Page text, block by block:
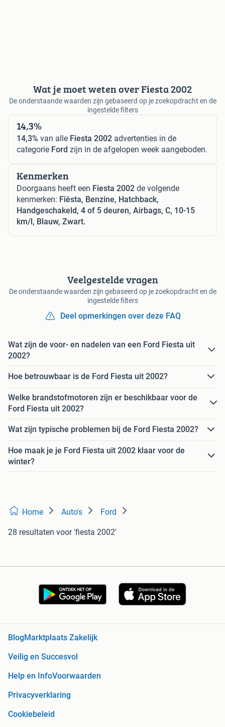
Wat je moet weten over Fiesta 2002
De onderstaande waarden zijn gebaseerd op je zoekopdracht en de
ingestelde filters
14,3%
14,3% van alle Fiesta 2002 advertenties in de
categorie Ford zijn in de afgelopen week aangeboden.
Kenmerken
Doorgaans heeft een Fiesta 2002 de volgende
kenmerken: Fiësta, Benzine, Hatchback,
Handgeschakeld, 4 of 5 deuren, Airbags, C, 10-15
km/l, Blauw, Zwart.
Veelgestelde vragen
De onderstaande waarden zijn gebaseerd op je zoekopdracht en de
ingestelde filters
Deel opmerkingen over deze FAQ
Wat zijn de voor- en nadelen van een Ford Fiesta uit
2002?
Hoe betrouwbaar is de Ford Fiesta uit 2002?
Welke brandstofmotoren zijn er beschikbaar voor de
Ford Fiesta uit 2002?
Wat zijn typische problemen bij de Ford Fiesta 2002?
Hoe maak je je Ford Fiesta uit 2002 klaar voor de
winter?
Home Auto's Ford
28 resultaten voor 'fiesta 2002'
BlogMarktplaats Zakelijk
Veilig en Succesvol
Help en InfoVoorwaarden
Privacyverklaring
Cookiebeleid